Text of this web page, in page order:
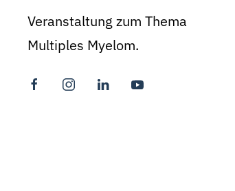
Veranstaltung zum Thema
Multiples Myelom.